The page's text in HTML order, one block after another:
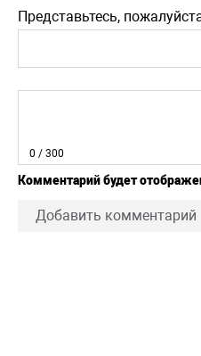
Представьтесь,
0 / 300
Комментарий будет
Добавить комментарий